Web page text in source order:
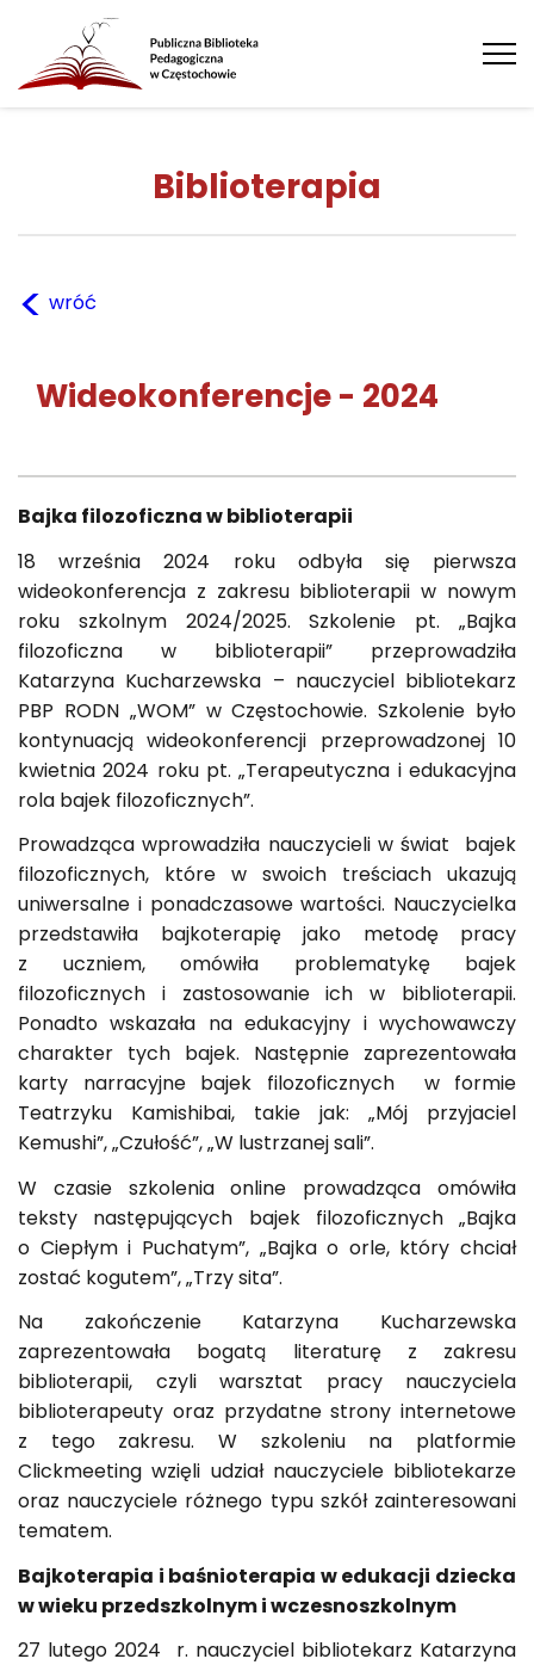
Biblioterapia
< wróć
Wideokonferencje - 2024
Bajka filozoficzna w biblioterapii
18 września 2024 roku odbyła się pierwsza
wideokonferencja z zakresu biblioterapii w nowym
roku szkolnym 2024/2025. Szkolenie pt. „Bajka
filozoficzna w biblioterapii” przeprowadziła
Katarzyna Kucharzewska – nauczyciel bibliotekarz
PBP RODN „WOM” w Częstochowie. Szkolenie było
kontynuacją wideokonferencji przeprowadzonej 10
kwietnia 2024 roku pt. „Terapeutyczna i edukacyjna
rola bajek filozoficznych”.
Prowadząca wprowadziła nauczycieli w świat bajek
filozoficznych, które w swoich treściach ukazują
uniwersalne i ponadczasowe wartości. Nauczycielka
przedstawiła bajkoterapię jako metodę pracy
z uczniem, omówiła problematykę bajek
filozoficznych i zastosowanie ich w biblioterapii.
Ponadto wskazała na edukacyjny i wychowawczy
charakter tych bajek. Następnie zaprezentowała
karty narracyjne bajek filozoficznych w formie
Teatrzyku Kamishibai, takie jak: „Mój przyjaciel
Kemushi”, „Czułość”, „W lustrzanej sali”.
W czasie szkolenia online prowadząca omówiła
teksty następujących bajek filozoficznych „Bajka
o Ciepłym i Puchatym”, „Bajka o orle, który chciał
zostać kogutem”, „Trzy sita”.
Na zakończenie Katarzyna Kucharzewska
zaprezentowała bogatą literaturę z zakresu
biblioterapii, czyli warsztat pracy nauczyciela
biblioterapeuty oraz przydatne strony internetowe
z tego zakresu. W szkoleniu na platformie
Clickmeeting wzięli udział nauczyciele bibliotekarze
oraz nauczyciele różnego typu szkół zainteresowani
tematem.
Bajkoterapia i baśnioterapia w edukacji dziecka
w wieku przedszkolnym i wczesnoszkolnym
27 lutego 2024 r. nauczyciel bibliotekarz Katarzyna